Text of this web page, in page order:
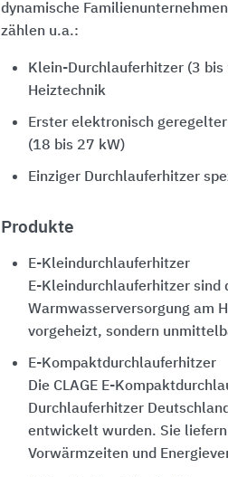
dynamische
zählen u.a.:
Klein-Durchlauferhitzer (3 bis
Heiztechnik
Erster elektronisch
(18 bis 27 kW)
Einziger Durchlauferhitzer
Produkte
E-Kleindurchlauferhitzer
E-Kleindurchlauferhitzer sind
Warmwasserversorgung am
vorgeheizt, sondern
E-Kompaktdurchlauferhitzer
Die CLAGE E-
Durchlauferhitzer
entwickelt wurden. Sie
Vorwärmzeiten und